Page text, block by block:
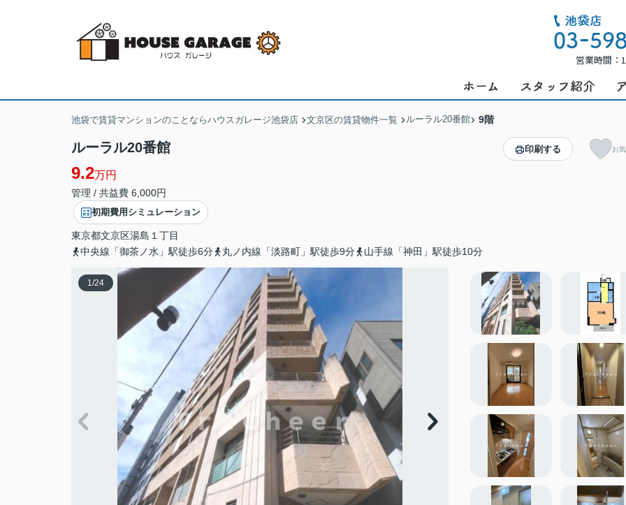
営業時間
池袋で賃貸マンションのことならハウスガレージ池袋店 文京区の賃貸物件一覧 ルーラル20番館 9階
ルーラル20番館
9.2万円
管理 / 共益費 6,000円
初期費用シミュレーション
東京都文京区湯島 １丁目
中央線「御茶ノ水」駅徒歩6分
丸ノ内線「淡路町」駅徒歩9分 山手線「神田」駅徒歩10分
印刷する お
1/24